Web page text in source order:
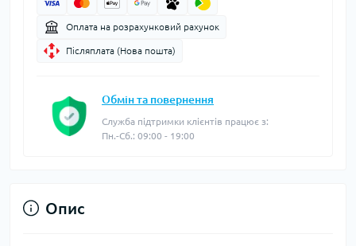
Оплата на розрахунковий рахунок
Післяплата (Нова пошта)
Обмін та повернення
Служба підтримки клієнтів працює з:
Пн.-Сб.: 09:00 - 19:00
Опис